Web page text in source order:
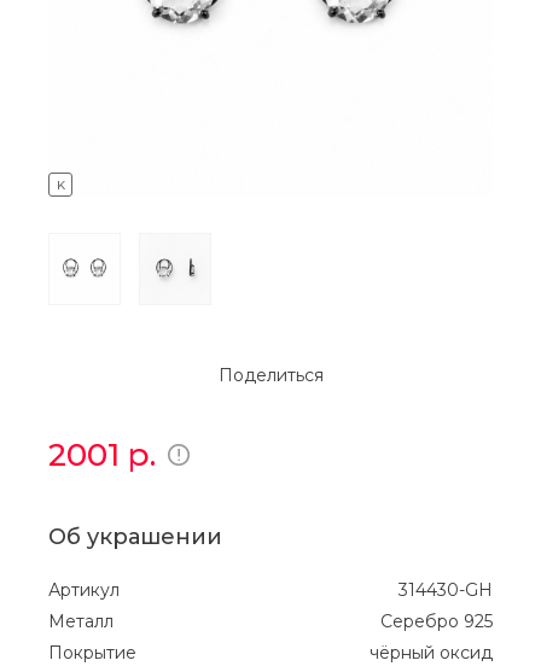
K
Поделиться
2001 р.
Об украшении
Артикул
314430-GH
Металл
Серебро 925
Покрытие
чёрный оксид